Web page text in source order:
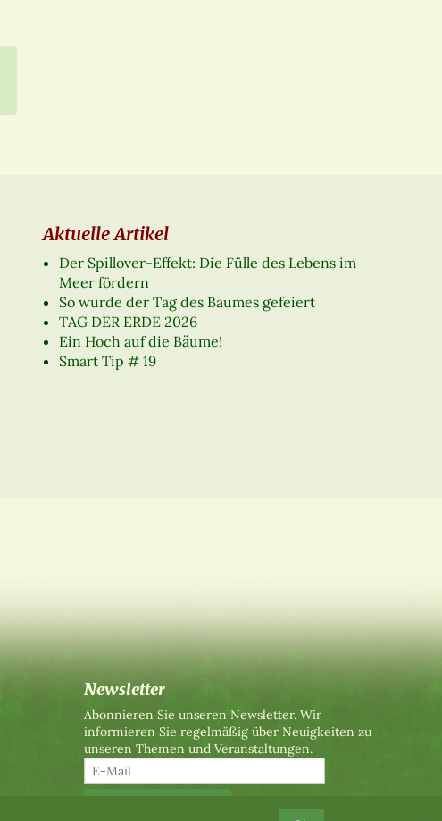
Aktuelle Artikel
Der Spillover-Effekt: Die Fülle des Lebens im
Meer fördern
So wurde der Tag des Baumes gefeiert
TAG DER ERDE 2026
Ein Hoch auf die Bäume!
Smart Tip # 19
Newsletter
Abonnieren Sie unseren Newsletter. Wir
informieren Sie regelmäßig über Neuigkeiten zu
unseren Themen und Veranstaltungen.